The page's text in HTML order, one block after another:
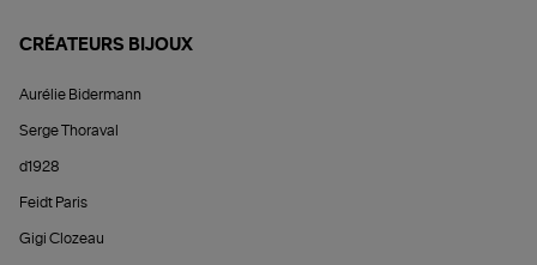
CRÉATEURS BIJOUX
Aurélie Bidermann
Serge Thoraval
d1928
Feidt Paris
Gigi Clozeau